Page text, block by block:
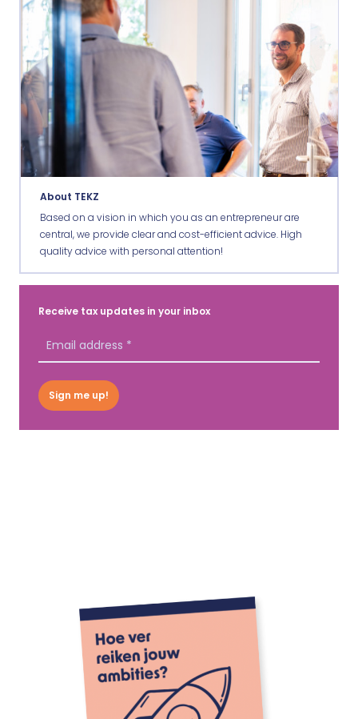
About TEKZ
Based on a vision in which you as an entrepreneur are
central, we provide clear and cost-efficient advice. High
quality advice with personal attention!
Receive tax updates in your inbox
Sign me up!